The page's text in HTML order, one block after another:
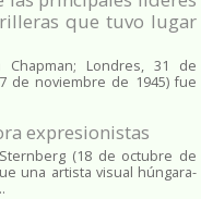
que tuvo lugar
Chapman; Londres, 31 de
de noviembre de 1945)​ fue
expresionistas
(18 de octubre de
una artista visual húngara-